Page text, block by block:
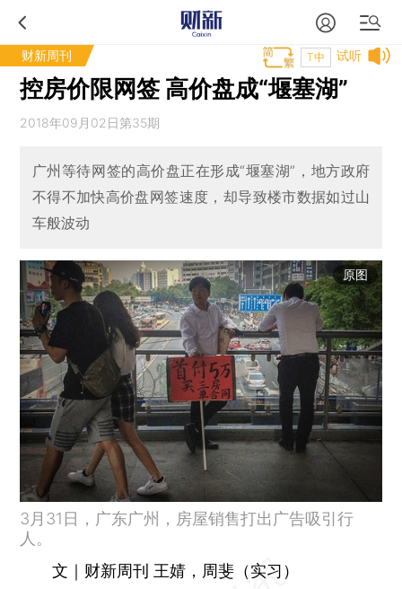
财新周刊 试听
T中
控房价限网签 高价盘成“堰塞湖”
2018年09月02日第35期
广州等待网签的高价盘正在形成“堰塞湖”，地方政府
不得不加快高价盘网签速度，却导致楼市数据如过山
车般波动
原图
3月31日，广东广州，房屋销售打出广告吸引行
人。
文｜财新周刊 王婧，周斐（实习）